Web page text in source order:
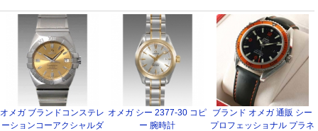
オメガ ブランドコンステレ
ーションコーアクシャルダ
オメガ シー 2377-30 コピ
ー 腕時計
ブランド オメガ 通販 シー
プロフェッショナル プラネ